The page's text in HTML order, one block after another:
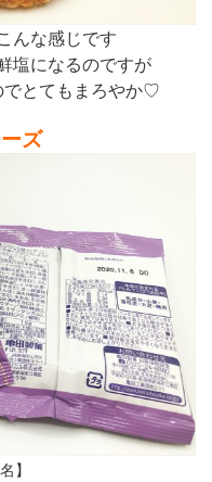
んな感じです
塩になるのですが
でとてもまろやか♡
ズ
】